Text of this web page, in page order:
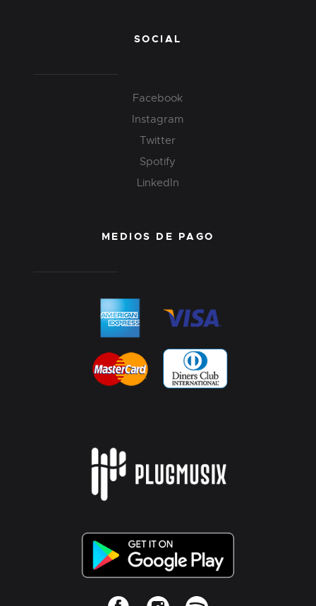
SOCIAL
Facebook
Instagram
Twitter
Spotify
LinkedIn
MEDIOS DE PAGO